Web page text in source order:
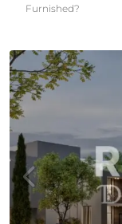
Furnished?